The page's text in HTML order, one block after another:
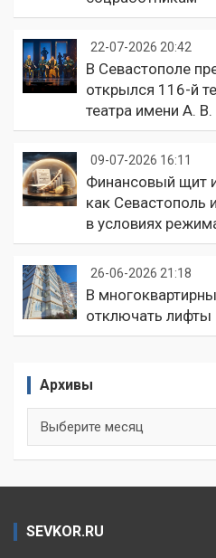
22-07-2026 20:42
В Севастополе
открылся 116-й
театра имени А.
09-07-2026 16:11
Финансовый щит
как Севастополь
в условиях
26-06-2026 21:18
В
отключать лифты
Архивы
SEVKOR.RU